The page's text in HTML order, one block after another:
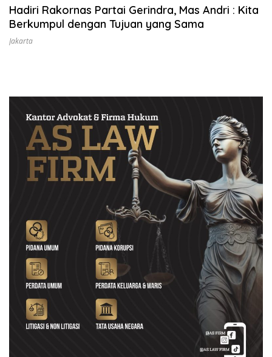
Hadiri Rakornas Partai Gerindra, Mas Andri : Kita
Berkumpul dengan Tujuan yang Sama
Jakarta